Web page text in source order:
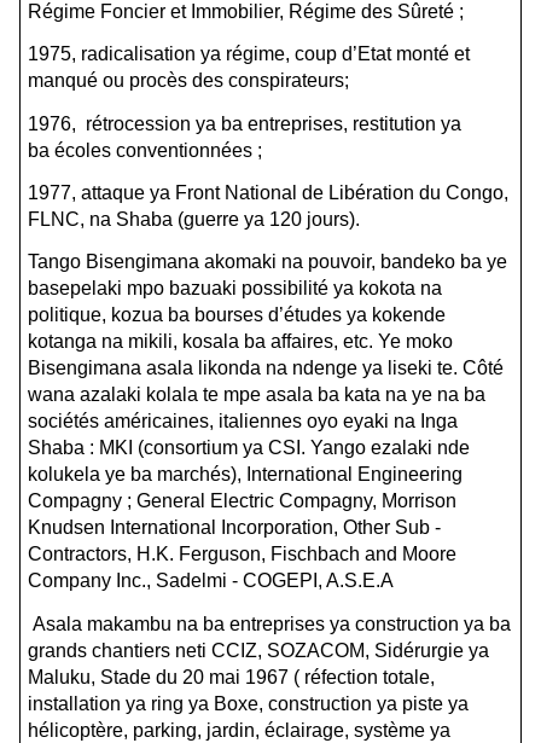
Régime Foncier et Immobilier, Régime des Sûreté ;
1975, radicalisation ya régime, coup d’Etat monté et
manqué ou procès des conspirateurs;
1976, rétrocession ya ba entreprises, restitution ya
ba écoles conventionnées ;
1977, attaque ya Front National de Libération du Congo,
FLNC, na Shaba (guerre ya 120 jours).
Tango Bisengimana akomaki na pouvoir, bandeko ba ye
basepelaki mpo bazuaki possibilité ya kokota na
politique, kozua ba bourses d’études ya kokende
kotanga na mikili, kosala ba affaires, etc. Ye moko
Bisengimana asala likonda na ndenge ya liseki te. Côté
wana azalaki kolala te mpe asala ba kata na ye na ba
sociétés américaines, italiennes oyo eyaki na Inga
Shaba : MKI (consortium ya CSI. Yango ezalaki nde
kolukela ye ba marchés), International Engineering
Compagny ; General Electric Compagny, Morrison
Knudsen International Incorporation, Other Sub -
Contractors, H.K. Ferguson, Fischbach and Moore
Company Inc., Sadelmi - COGEPI, A.S.E.A
Asala makambu na ba entreprises ya construction ya ba
grands chantiers neti CCIZ, SOZACOM, Sidérurgie ya
Maluku, Stade du 20 mai 1967 ( réfection totale,
installation ya ring ya Boxe, construction ya piste ya
hélicoptère, parking, jardin, éclairage, système ya